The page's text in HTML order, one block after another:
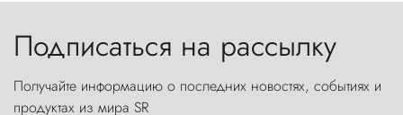
Подписаться на рассылку
Получайте информацию о последних новостях, событиях и
продуктах из мира SR